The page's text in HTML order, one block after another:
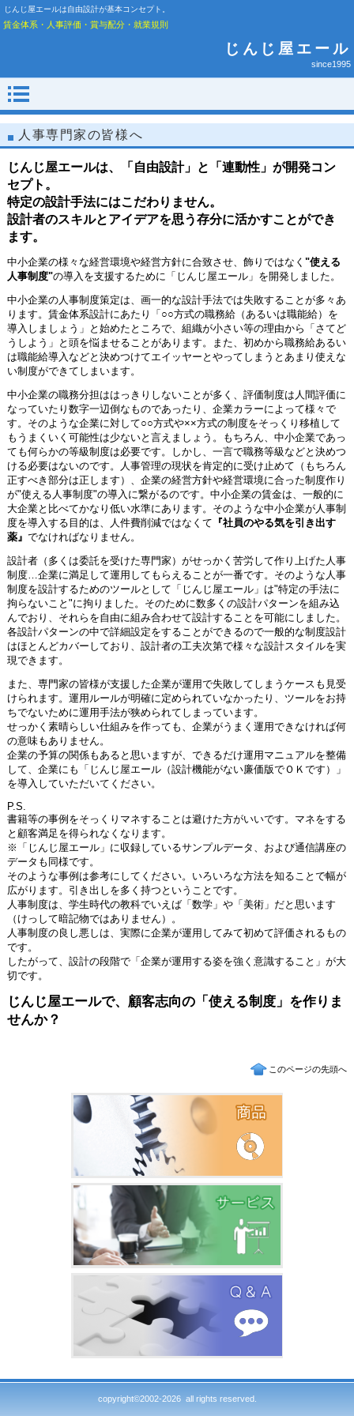
じんじ屋エールは自由設計が基本コンセプト。
賃金体系・人事評価・賞与配分・就業規則
じんじ屋エール
since1995
人事専門家の皆様へ
じんじ屋エールは、「自由設計」と「連動性」が開発コン
セプト。
特定の設計手法にはこだわりません。
設計者のスキルとアイデアを思う存分に活かすことができ
ます。
中小企業の様々な経営環境や経営方針に合致させ、飾りではなく "使える
人事制度"の導入を支援するために「じんじ屋エール」を開発しました。
中小企業の人事制度策定は、画一的な設計手法では失敗することが多々あ
ります。賃金体系設計にあたり「○○方式の職務給（あるいは職能給）を
導入しましょう」と始めたところで、組織が小さい等の理由から「さてど
うしよう」と頭を悩ませることがあります。また、初めから職務給あるい
は職能給導入などと決めつけてエイッヤーとやってしまうとあまり使えな
い制度ができてしまいます。
中小企業の職務分担ははっきりしないことが多く、評価制度は人間評価に
なっていたり数字一辺倒なものであったり、企業カラーによって様々で
す。そのような企業に対して○○方式や××方式の制度をそっくり移植して
もうまくいく可能性は少ないと言えましょう。もちろん、中小企業であっ
ても何らかの等級制度は必要です。しかし、一言で職務等級などと決めつ
ける必要はないのです。人事管理の現状を肯定的に受け止めて（もちろん
正すべき部分は正します）、企業の経営方針や経営環境に合った制度作り
が"使える人事制度"の導入に繋がるのです。中小企業の賃金は、一般的に
大企業と比べてかなり低い水準にあります。そのような中小企業が人事制
度を導入する目的は、人件費削減ではなくて 『社員のやる気を引き出す
薬』 でなければなりません。
設計者（多くは委託を受けた専門家）がせっかく苦労して作り上げた人事
制度…企業に満足して運用してもらえることが一番です。そのような人事
制度を設計するためのツールとして「じんじ屋エール」は"特定の手法に
拘らないこと"に拘りました。そのために数多くの設計パターンを組み込
んでおり、それらを自由に組み合わせて設計することを可能にしました。
各設計パターンの中で詳細設定をすることができるので一般的な制度設計
はほとんどカバーしており、設計者の工夫次第で様々な設計スタイルを実
現できます。
また、専門家の皆様が支援した企業が運用で失敗してしまうケースも見受
けられます。運用ルールが明確に定められていなかったり、ツールをお持
ちでないために運用手法が狭められてしまっています。
せっかく素晴らしい仕組みを作っても、企業がうまく運用できなければ何
の意味もありません。
企業の予算の関係もあると思いますが、できるだけ運用マニュアルを整備
して、企業にも「じんじ屋エール（設計機能がない廉価版でＯＫです）」
を導入していただいてください。
P.S.
書籍等の事例をそっくりマネすることは避けた方がいいです。マネをする
と顧客満足を得られなくなります。
※「じんじ屋エール」に収録しているサンプルデータ、および通信講座の
データも同様です。
そのような事例は参考にしてください。いろいろな方法を知ることで幅が
広がります。引き出しを多く持つということです。
人事制度は、学生時代の教科でいえば「数学」や「美術」だと思います
（けっして暗記物ではありません）。
人事制度の良し悪しは、実際に企業が運用してみて初めて評価されるもの
です。
したがって、設計の段階で「企業が運用する姿を強く意識すること」が大
切です。
じんじ屋エールで、顧客志向の「使える制度」を作りま
せんか？
このページの先頭へ
copyright©2002-2026 all rights reserved.